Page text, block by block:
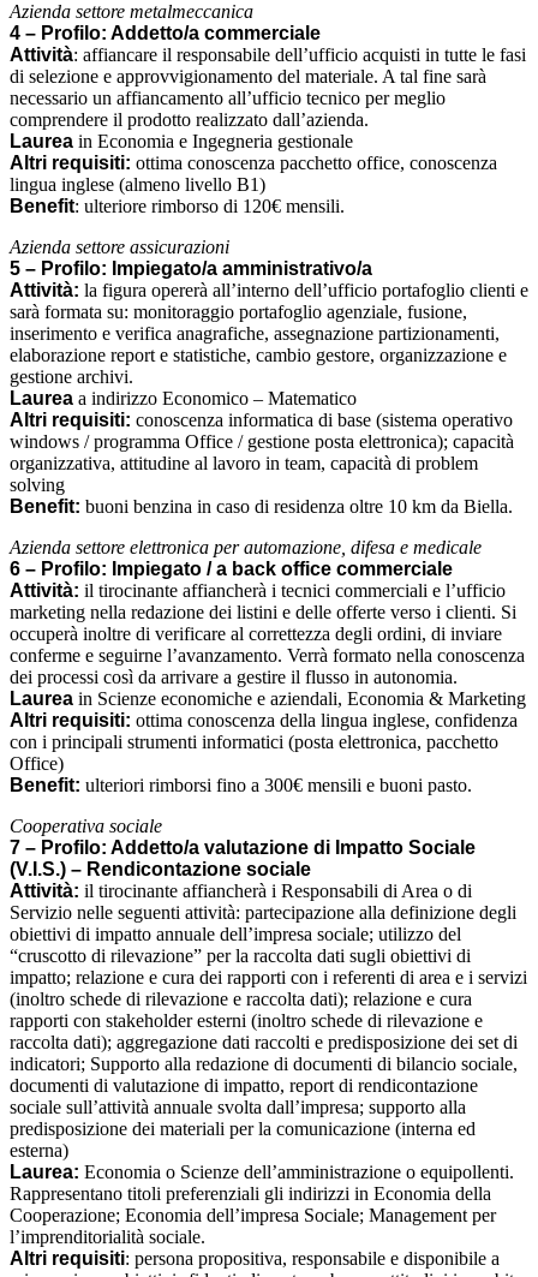
Azienda settore metalmeccanica
4 – Profilo: Addetto/a commerciale
Attività: affiancare il responsabile dell’ufficio acquisti in tutte le fasi
di selezione e approvvigionamento del materiale. A tal fine sarà
necessario un affiancamento all’ufficio tecnico per meglio
comprendere il prodotto realizzato dall’azienda.
Laurea in Economia e Ingegneria gestionale
Altri requisiti: ottima conoscenza pacchetto office, conoscenza
lingua inglese (almeno livello B1)
Benefit: ulteriore rimborso di 120€ mensili.
Azienda settore assicurazioni
5 – Profilo: Impiegato/a amministrativo/a
Attività: la figura opererà all’interno dell’ufficio portafoglio clienti e
sarà formata su: monitoraggio portafoglio agenziale, fusione,
inserimento e verifica anagrafiche, assegnazione partizionamenti,
elaborazione report e statistiche, cambio gestore, organizzazione e
gestione archivi.
Laurea a indirizzo Economico – Matematico
Altri requisiti: conoscenza informatica di base (sistema operativo
windows / programma Office / gestione posta elettronica); capacità
organizzativa, attitudine al lavoro in team, capacità di problem
solving
Benefit: buoni benzina in caso di residenza oltre 10 km da Biella.
Azienda settore elettronica per automazione, difesa e medicale
6 – Profilo: Impiegato / a back office commerciale
Attività: il tirocinante affiancherà i tecnici commerciali e l’ufficio
marketing nella redazione dei listini e delle offerte verso i clienti. Si
occuperà inoltre di verificare al correttezza degli ordini, di inviare
conferme e seguirne l’avanzamento. Verrà formato nella conoscenza
dei processi così da arrivare a gestire il flusso in autonomia.
Laurea in Scienze economiche e aziendali, Economia & Marketing
Altri requisiti: ottima conoscenza della lingua inglese, confidenza
con i principali strumenti informatici (posta elettronica, pacchetto
Office)
Benefit: ulteriori rimborsi fino a 300€ mensili e buoni pasto.
Cooperativa sociale
7 – Profilo: Addetto/a valutazione di Impatto Sociale
(V.I.S.) – Rendicontazione sociale
Attività: il tirocinante affiancherà i Responsabili di Area o di
Servizio nelle seguenti attività: partecipazione alla definizione degli
obiettivi di impatto annuale dell’impresa sociale; utilizzo del
“cruscotto di rilevazione” per la raccolta dati sugli obiettivi di
impatto; relazione e cura dei rapporti con i referenti di area e i servizi
(inoltro schede di rilevazione e raccolta dati); relazione e cura
rapporti con stakeholder esterni (inoltro schede di rilevazione e
raccolta dati); aggregazione dati raccolti e predisposizione dei set di
indicatori; Supporto alla redazione di documenti di bilancio sociale,
documenti di valutazione di impatto, report di rendicontazione
sociale sull’attività annuale svolta dall’impresa; supporto alla
predisposizione dei materiali per la comunicazione (interna ed
esterna)
Laurea: Economia o Scienze dell’amministrazione o equipollenti.
Rappresentano titoli preferenziali gli indirizzi in Economia della
Cooperazione; Economia dell’impresa Sociale; Management per
l’imprenditorialità sociale.
Altri requisiti: persona propositiva, responsabile e disponibile a